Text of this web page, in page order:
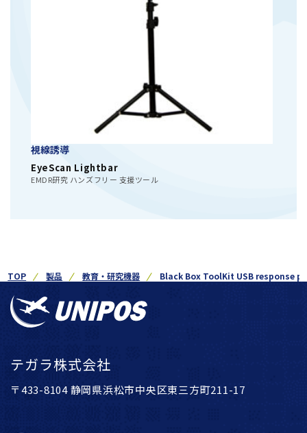
視線誘導
EyeScan Lightbar
EMDR研究 ハンズフリー 支援ツール
TOP 製品 教育・研究機器 Black Box ToolKit USB response
テガラ株式会社
〒433-8104 静岡県浜松市中央区東三方町211-17